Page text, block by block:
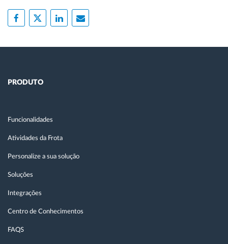
PRODUTO
Funcionalidades
Atividades da Frota
Personalize a sua solução
Soluções
Integrações
Centro de Conhecimentos
FAQS